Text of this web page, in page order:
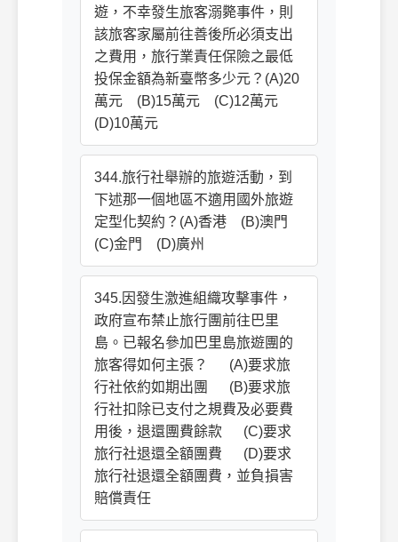
遊，不幸發生旅客溺斃事件，則
該旅客家屬前往善後所必須支出
之費用，旅行業責任保險之最低
投保金額為新臺幣多少元？(A)20
萬元 (B)15萬元 (C)12萬元
(D)10萬元
344.旅行社舉辦的旅遊活動，到
下述那一個地區不適用國外旅遊
定型化契約？(A)香港 (B)澳門
(C)金門 (D)廣州
345.因發生激進組織攻擊事件，
政府宣布禁止旅行團前往巴里
島。已報名參加巴里島旅遊團的
旅客得如何主張？ (A)要求旅
行社依約如期出團 (B)要求旅
行社扣除已支付之規費及必要費
用後，退還團費餘款 (C)要求
旅行社退還全額團費 (D)要求
旅行社退還全額團費，並負損害
賠償責任